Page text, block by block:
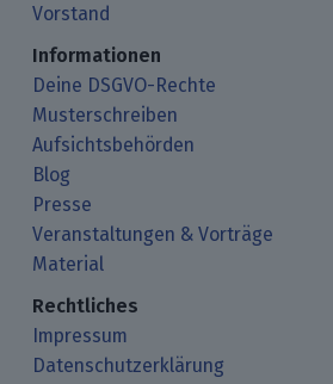
Vorstand
Informationen
Deine DSGVO-Rechte
Musterschreiben
Aufsichtsbehörden
Blog
Presse
Veranstaltungen & Vorträge
Material
Rechtliches
Impressum
Datenschutzerklärung